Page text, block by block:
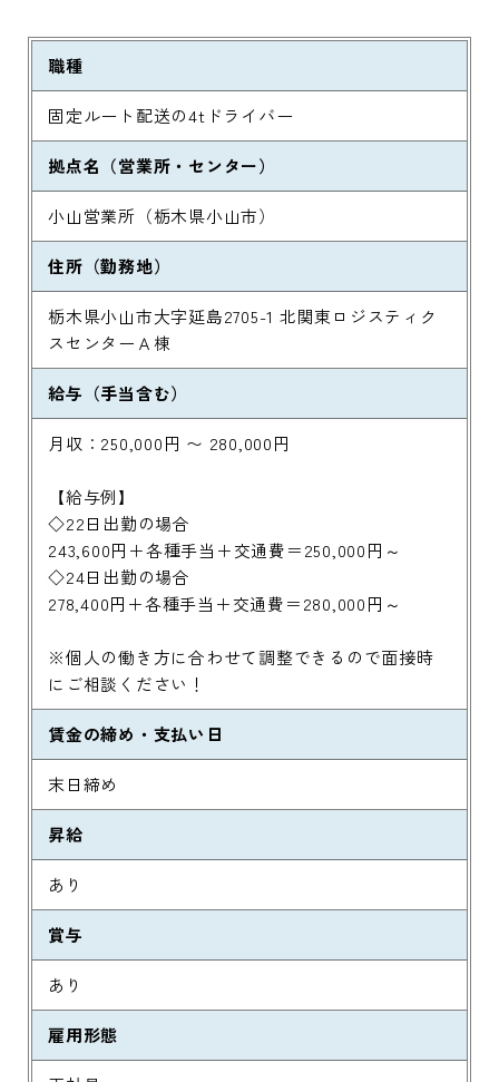
職種
固定ルート配送の4tドライバー
拠点名（営業所・センター）
小山営業所（栃木県小山市）
住所（勤務地）
栃木県小山市大字延島2705-1 北関東ロジスティク
スセンターＡ棟
給与（手当含む）
月収：250,000円 〜 280,000円
◇22日出勤の場合
243,600円＋各種手当＋交通費＝250,000円～
◇24日出勤の場合
278,400円＋各種手当＋交通費＝280,000円～
にご相談ください！
賃金の締め・支払い日
末日締め
昇給
あり
賞与
あり
雇用形態
正社員